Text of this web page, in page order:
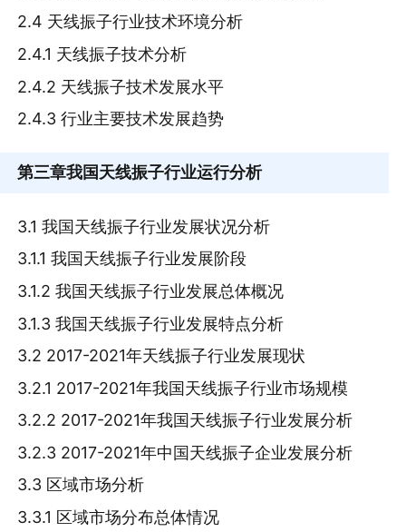
2.4 天线振子行业技术环境分析
2.4.1 天线振子技术分析
2.4.2 天线振子技术发展水平
2.4.3 行业主要技术发展趋势
第三章我国天线振子行业运行分析
3.1 我国天线振子行业发展状况分析
3.1.1 我国天线振子行业发展阶段
3.1.2 我国天线振子行业发展总体概况
3.1.3 我国天线振子行业发展特点分析
3.2 2017-2021年天线振子行业发展现状
3.2.1 2017-2021年我国天线振子行业市场规模
3.2.2 2017-2021年我国天线振子行业发展分析
3.2.3 2017-2021年中国天线振子企业发展分析
3.3 区域市场分析
3.3.1 区域市场分布总体情况